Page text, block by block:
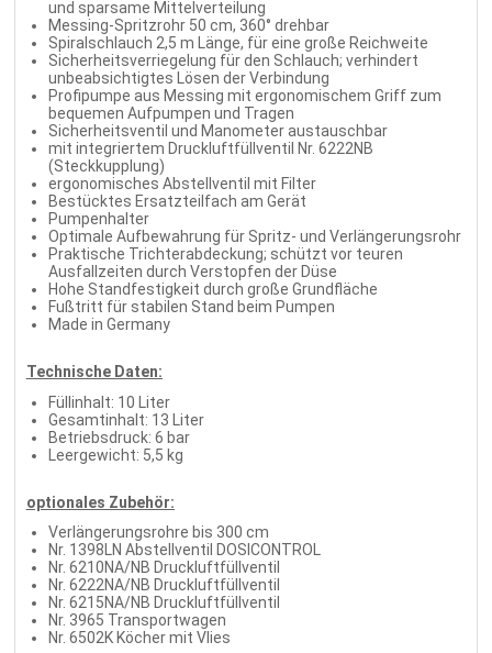
und sparsame Mittelverteilung
Messing-Spritzrohr 50 cm, 360° drehbar
Spiralschlauch 2,5 m Länge, für eine große Reichweite
Sicherheitsverriegelung für den Schlauch; verhindert
unbeabsichtigtes Lösen der Verbindung
Profipumpe aus Messing mit ergonomischem Griff zum
bequemen Aufpumpen und Tragen
Sicherheitsventil und Manometer austauschbar
mit integriertem Druckluftfüllventil Nr. 6222NB
(Steckkupplung)
ergonomisches Abstellventil mit Filter
Bestücktes Ersatzteilfach am Gerät
Pumpenhalter
Optimale Aufbewahrung für Spritz- und Verlängerungsrohr
Praktische Trichterabdeckung; schützt vor teuren
Ausfallzeiten durch Verstopfen der Düse
Hohe Standfestigkeit durch große Grundfläche
Fußtritt für stabilen Stand beim Pumpen
Made in Germany
Technische Daten:
Füllinhalt: 10 Liter
Gesamtinhalt: 13 Liter
Betriebsdruck: 6 bar
Leergewicht: 5,5 kg
optionales Zubehör:
Verlängerungsrohre bis 300 cm
Nr. 1398LN Abstellventil DOSICONTROL
Nr. 6210NA/NB Druckluftfüllventil
Nr. 6222NA/NB Druckluftfüllventil
Nr. 6215NA/NB Druckluftfüllventil
Nr. 3965 Transportwagen
Nr. 6502K Köcher mit Vlies